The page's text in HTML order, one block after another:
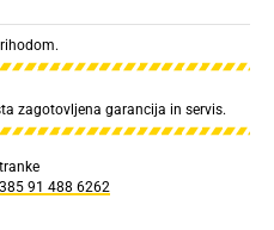
zagotovljena garancija in servis.
91 488 6262